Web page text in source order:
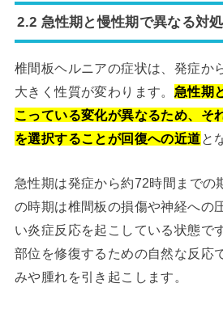
2.2 急性期と慢性期で異なる対
椎間板ヘルニアの症状は、発症か
大きく性質が変わります。 急性期
こっている変化が異なるため、そ
を選択することが回復への近道と
急性期は発症から約72時間までの
の時期は椎間板の損傷や神経への
い炎症反応を起こしている状態で
部位を修復するための自然な反応
みや腫れを引き起こします。